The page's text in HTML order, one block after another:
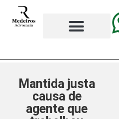
Mantida justa
causa de
agente que